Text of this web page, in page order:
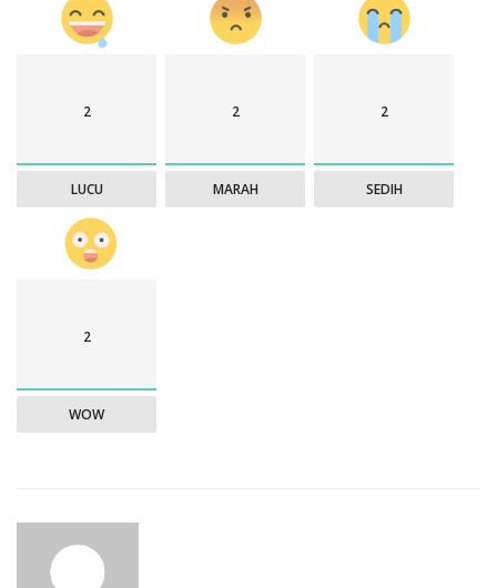
2
LUCU
2
MARAH
2
SEDIH
2
WOW